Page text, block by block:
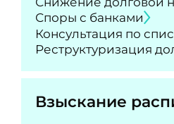
Споры с банками
Консультация по
Реструктуризация
Взыскание